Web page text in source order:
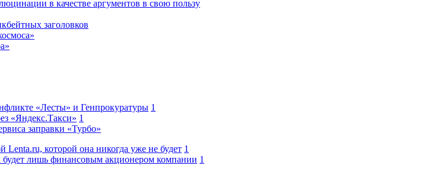
в качестве аргументов в свою пользу
заголовков
«Лесты» и Генпрокуратуры 1
«Яндекс.Такси» 1
заправки «Турбо»
которой она никогда уже не будет 1
будет лишь финансовым акционером компании 1